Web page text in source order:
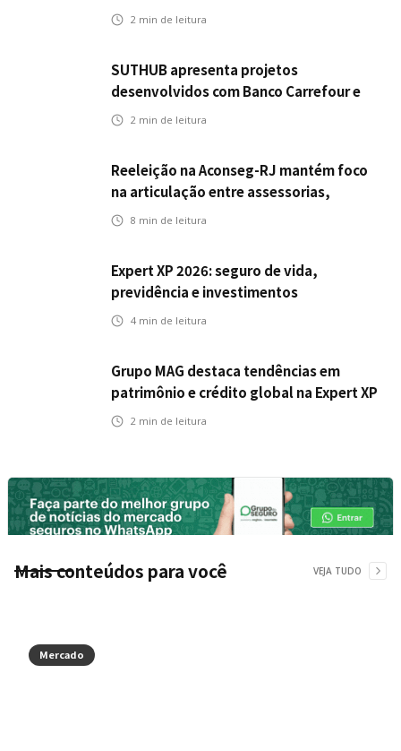
fortalecer parceria e aprimorar
2 min de leitura
SUTHUB apresenta projetos
desenvolvidos com Banco Carrefour e
A.PET no Congresso Latino-Americano
2 min de leitura
Reeleição na Aconseg-RJ mantém foco
na articulação entre assessorias,
corretores e seguradoras
8 min de leitura
Expert XP 2026: seguro de vida,
previdência e investimentos
estabelecem uma nova agenda para a
4 min de leitura
Grupo MAG destaca tendências em
patrimônio e crédito global na Expert XP
2026
2 min de leitura
Mais conteúdos para você VEJA TUDO
Mercado